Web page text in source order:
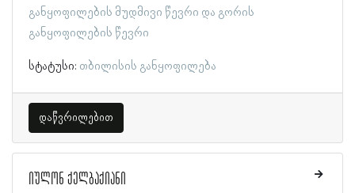
განყოფილების მუდმივი წევრი და გორის
განყოფილების წევრი
სტატუსი: თბილისის განყოფილება
დაწვრილებით
იულონ ქელბაქიანი